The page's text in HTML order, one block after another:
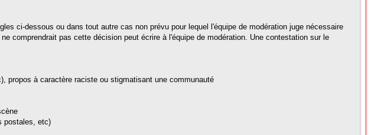
ci-dessous ou dans tout autre cas non prévu pour lequel l'équipe de modération juge nécessaire
comprendrait pas cette décision peut écrire à l'équipe de modération. Une contestation sur le
propos à caractère raciste ou stigmatisant une communauté
postales, etc)